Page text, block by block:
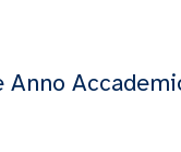
Anno